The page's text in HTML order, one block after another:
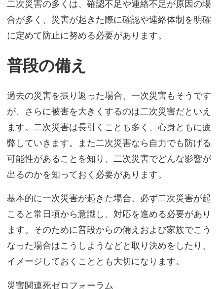
二次災害の多くは、確認不足や連絡不足が原因の場
合が多く、災害が起きた際に確認や連絡体制を明確
に定めて防止に努める必要があります。
普段の備え
過去の災害を振り返った場合、一次災害もそうです
が、さらに被害を大きくするのは二次災害だといえ
ます。二次災害は長引くことも多く、心身ともに疲
弊していきます。また二次災害なら自力でも防げる
可能性があることを知り、二次災害でどんな影響が
出るのかを知っておく必要があります。
基本的に一次災害が起きた場合、必ず二次災害が起
こると常日頃から意識し、対応を進める必要があり
ます。そのために普段からの備えおよび家族でこう
なった場合はこうしようなどと取り決めをしたり、
イメージしておくこととも大切になります。
災害関連死ゼロフォーラム